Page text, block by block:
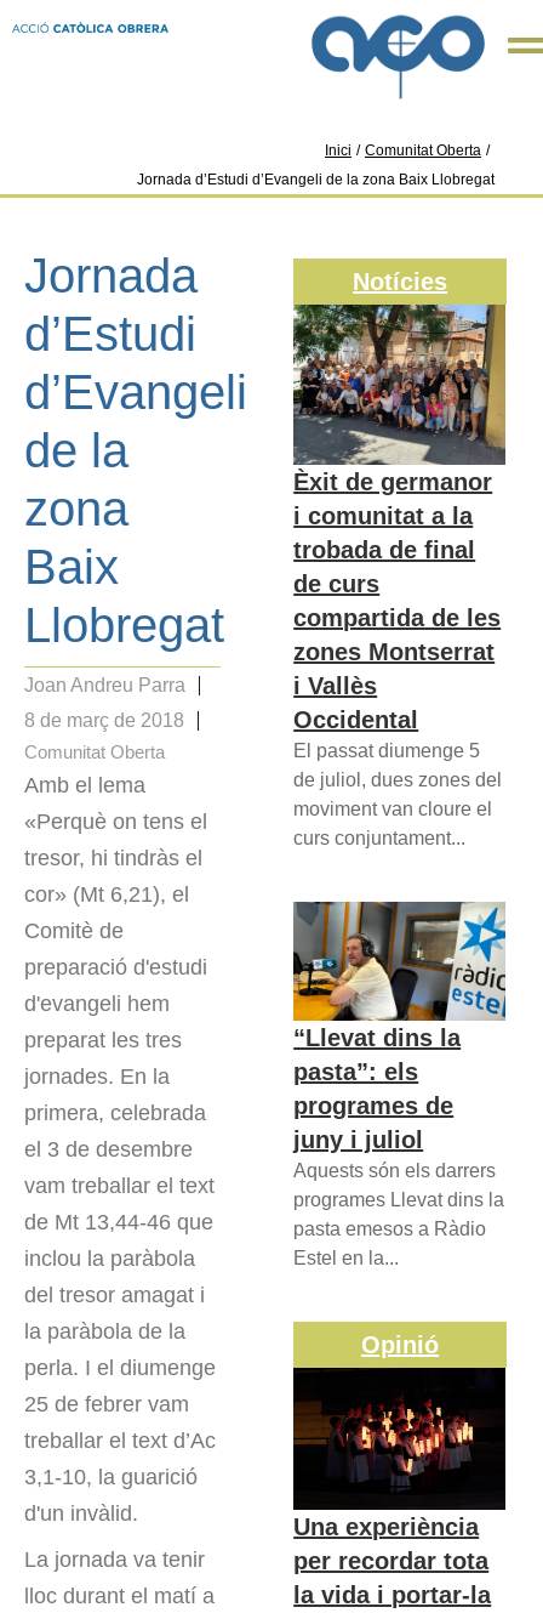
Inici / Comunitat Oberta /
Jornada d’Estudi d’Evangeli de la zona Baix Llobregat
Jornada
d’Estudi
d’Evangeli
de la
zona
Baix
Llobregat
Joan Andreu Parra
8 de març de 2018
Comunitat Oberta
Amb el lema
«Perquè on tens el
tresor, hi tindràs el
cor» (Mt 6,21), el
Comitè de
preparació d'estudi
d'evangeli hem
preparat les tres
jornades. En la
primera, celebrada
el 3 de desembre
vam treballar el text
de Mt 13,44-46 que
inclou la paràbola
del tresor amagat i
la paràbola de la
perla. I el diumenge
25 de febrer vam
treballar el text d’Ac
3,1-10, la guarició
d'un invàlid.
La jornada va tenir
lloc durant el matí a
Notícies
Èxit de germanor
i comunitat a la
trobada de final
de curs
compartida de les
zones Montserrat
i Vallès
Occidental
El passat diumenge 5
de juliol, dues zones del
moviment van cloure el
curs conjuntament...
“Llevat dins la
pasta”: els
programes de
juny i juliol
Aquests són els darrers
programes Llevat dins la
pasta emesos a Ràdio
Estel en la...
Opinió
Una experiència
per recordar tota
la vida i portar-la